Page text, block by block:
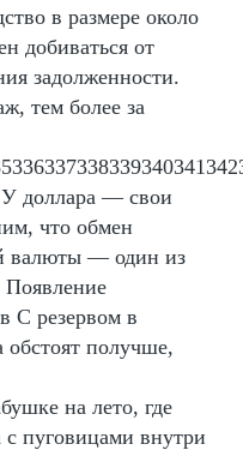
в размере около
добиваться от
задолженности.
тем более за
доллара — свои
что обмен
валюты — один из
Появление
С резервом в
обстоят получше,
на лето, где
с пуговицами внутри